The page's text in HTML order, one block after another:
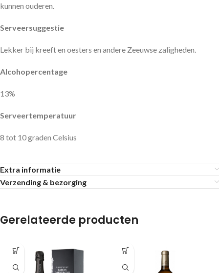
kunnen ouderen.
Serveersuggestie
Lekker bij kreeft en oesters en andere Zeeuwse zaligheden.
Alcohopercentage
13%
Serveertemperatuur
8 tot 10 graden Celsius
Extra informatie
Verzending & bezorging
Gerelateerde producten